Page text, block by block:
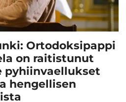
Ortodoksipappi
on raitistunut
pyhiinvaellukset
hengellisen